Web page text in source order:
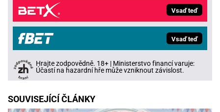
Vsaď teď
Vsaď teď
Hrajte zodpovědně. 18+ | Ministerstvo financí varuje:
Účastí na hazardní hře může vzniknout závislost.
SOUVISEJÍCÍ ČLÁNKY